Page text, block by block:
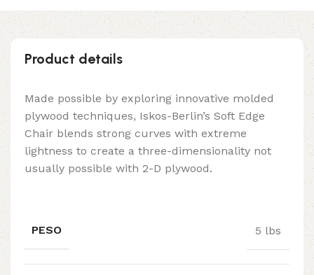
Product details
Made possible by exploring innovative molded
plywood techniques, Iskos-Berlin’s Soft Edge
Chair blends strong curves with extreme
lightness to create a three-dimensionality not
usually possible with 2-D plywood.
PESO 5 lbs